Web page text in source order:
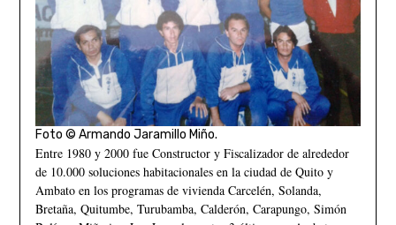
Foto © Armando Jaramillo Miño.
Entre 1980 y 2000 fue Constructor y Fiscalizador de alrededor
de 10.000 soluciones habitacionales en la ciudad de Quito y
Ambato en los programas de vivienda Carcelén, Solanda,
Bretaña, Quitumbe, Turubamba, Calderón, Carapungo, Simón